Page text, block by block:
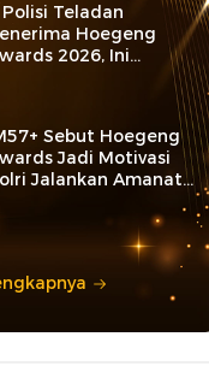
Teladan
Hoegeng
2026, Ini
dan Kiprahnya
Sebut Hoegeng
Jadi Motivasi
Jalankan Amanat